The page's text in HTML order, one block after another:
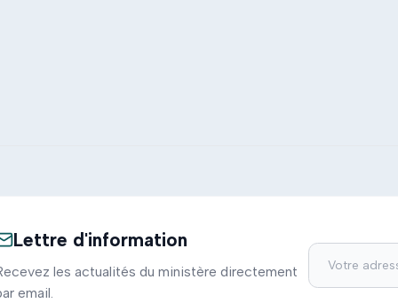
Lettre d'information
les actualités du ministère directement
email.